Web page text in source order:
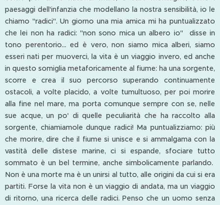
paesaggi dell'infanzia che modellano la nostra sensibilità, io le
chiamo "radici". Un giorno una mia amica mi ha puntualizzato
che lei non ha radici: "non sono mica un albero io" disse in
tono perentorio... ed è vero, non siamo mica alberi, siamo
esseri nati per muoverci, la vita è un viaggio invero, ed anche
in questo somiglia metaforicamente al fiume: ha una sorgente,
scorre e crea il suo percorso superando continuamente
ostacoli, a volte placido, a volte tumultuoso, per poi morire
alla fine nel mare, ma porta comunque sempre con se, nelle
sue acque, un po' di quelle peculiarità che ha raccolto alla
sorgente, chiamiamole dunque radici! Ma puntualizziamo: più
che morire, dire che il fiume si unisce e si ammalgama con la
vastità delle distese marine, ci si espande, sfociare tutto
sommato è un bel termine, anche simbolicamente parlando.
Non è una morte ma è un unirsi al tutto, alle origini da cui si era
partiti. Forse la vita non è un viaggio di andata, ma un viaggio
di ritorno, una ricerca delle radici. Penso che un uomo senza